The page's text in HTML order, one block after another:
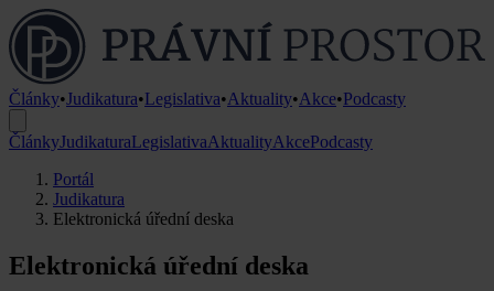
Články•Judikatura•Legislativa•Aktuality•Akce•Podcasty
ČlánkyJudikaturaLegislativaAktualityAkcePodcasty
Portál
Judikatura
Elektronická úřední deska
Elektronická úřední deska